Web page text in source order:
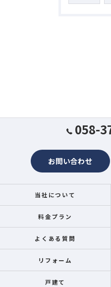
058-
お問い合わせ
当社について
料金プラン
よくある質問
リフォーム
戸建て